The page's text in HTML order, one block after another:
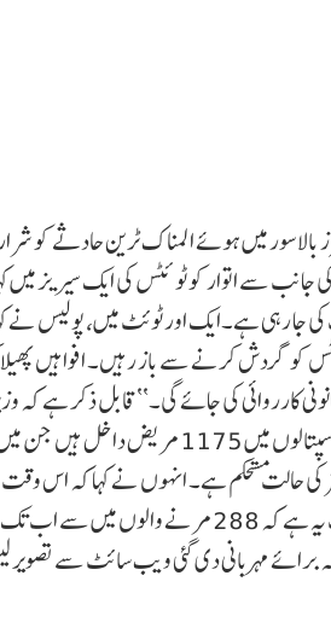
بالاسور میں ہوئے المناک ٹرین حادثے کو
سے اتوار کو ٹوئٹس کی ایک سیریز میں
جا رہی ہے۔ایک اور ٹوئٹ میں، پولیس نے
کو گردش کرنے سے باز رہیں۔ افواہیں
کارروائی کی جائے گی۔‘‘قابل ذکر ہے کہ
اعلیٰ نے تازہ ترین صورتحال کے بارے میں تفصیلات بتاتے ہوئے کہا کہ مختلف اسپتالوں میں 1175 مریض داخل
کی حالت مستحکم ہے۔ انہوں نے کہا کہ اس وقت
382 مسافر مختلف سرکاری اور نجی اسپتالوں میں زیر علاج ہیں۔تشویشناک بات یہ ہے کہ 288 مرنے والوں میں سے اب تک
برائے مہربانی دی گئی ویب سائٹ سے تصویر